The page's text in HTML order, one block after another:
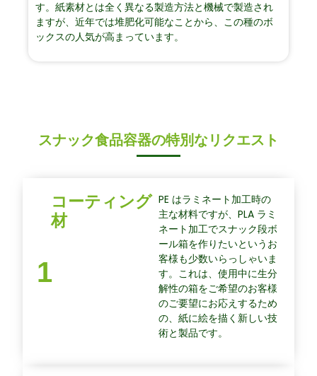
す。紙素材とは全く異なる製造方法と機械で製造され
ますが、近年では堆肥化可能なことから、この種のボ
ックスの人気が高まっています。
スナック食品容器の特別なリクエスト
1
コーティング
材
PE はラミネート加工時の
主な材料ですが、PLA ラミ
ネート加工でスナック段ボ
ール箱を作りたいというお
客様も少数いらっしゃいま
す。これは、使用中に生分
解性の箱をご希望のお客様
のご要望にお応えするため
の、紙に絵を描く新しい技
術と製品です。